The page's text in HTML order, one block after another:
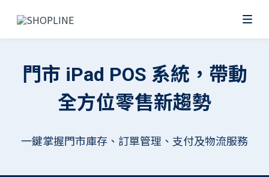
門市 iPad POS 系統，帶動
全方位零售新趨勢
一鍵掌握門市庫存、訂單管理、支付及物流服務